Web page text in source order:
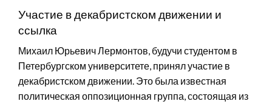
Участие в декабристском движении и
ссылка
Михаил Юрьевич Лермонтов, будучи студентом в
Петербургском университете, принял участие в
декабристском движении. Это была известная
политическая оппозиционная группа, состоящая из